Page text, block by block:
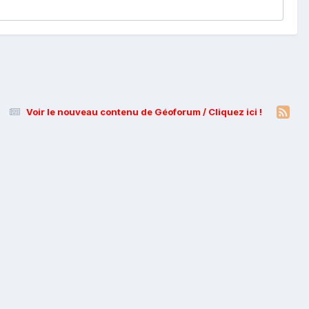
Voir le nouveau contenu de Géoforum / Cliquez ici !